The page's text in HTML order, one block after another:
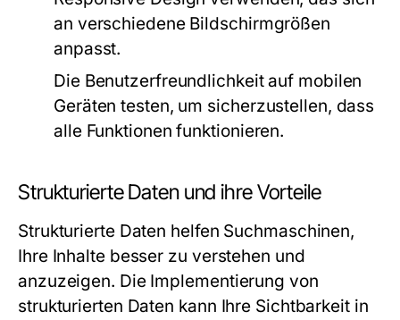
an verschiedene Bildschirmgrößen
anpasst.
Die Benutzerfreundlichkeit auf mobilen
Geräten testen, um sicherzustellen, dass
alle Funktionen funktionieren.
Strukturierte Daten und ihre Vorteile
Strukturierte Daten helfen Suchmaschinen,
Ihre Inhalte besser zu verstehen und
anzuzeigen. Die Implementierung von
strukturierten Daten kann Ihre Sichtbarkeit in